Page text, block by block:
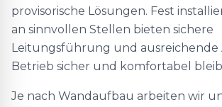
provisorische Lösungen. Fest
an sinnvollen Stellen bieten sichere
Leitungsführung und ausreichende
Betrieb sicher und komfortabel
Je nach Wandaufbau arbeiten wir